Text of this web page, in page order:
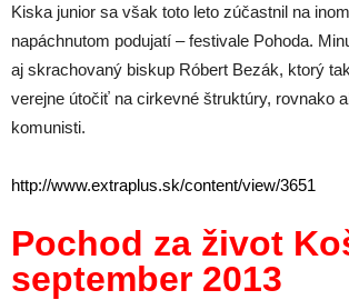
Kiska junior sa však toto leto zúčastnil na
napáchnutom podujatí – festivale Pohoda.
aj skrachovaný biskup Róbert Bezák, ktorý
verejne útočiť na cirkevné štruktúry, rovnako
komunisti.
http://www.extraplus.sk/content/view/3651
Pochod za život
september 2013